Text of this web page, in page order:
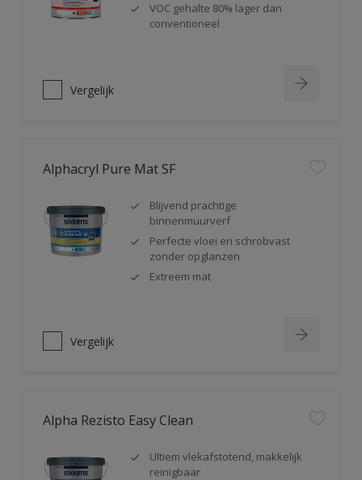
VOC gehalte 80% lager dan
conventioneel
Vergelijk
Alphacryl Pure Mat SF
Blijvend prachtige
binnenmuurverf
Perfecte vloei en schrobvast
zonder opglanzen
Extreem mat
Vergelijk
Alpha Rezisto Easy Clean
Ultiem vlekafstotend, makkelijk
reinigbaar